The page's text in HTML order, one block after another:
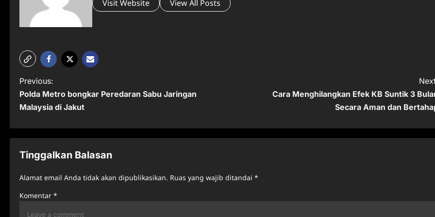
Visit Website View All Posts
P
o
t
n
Previous:
Polda Metro bongkar Peredaran Sabu Jaringan
Malaysia di Jakut
Cara Menghilangkan Efek KB Suntik 3
Secara Aman dan
Tinggalkan Balasan
Alamat email Anda tidak akan dipublikasikan. Ruas yang wajib ditandai *
Komentar *